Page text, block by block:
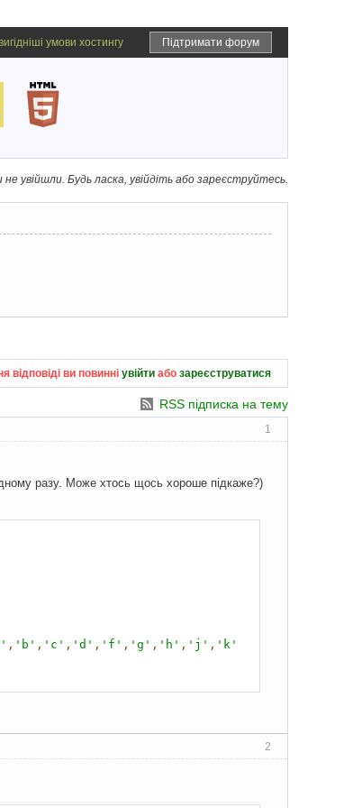
Підтримати форум
умови хостингу
не увійшли. Будь ласка, увійдіть або зареєструйтесь.
відповіді ви повинні увійти або зареєструватися
RSS підписка на тему
1
разу. Може хтось щось хороше підкаже?)
, 'b' , 'c' , 'd' , 'f' , 'g' , 'h' , 'j' , 'k'
2